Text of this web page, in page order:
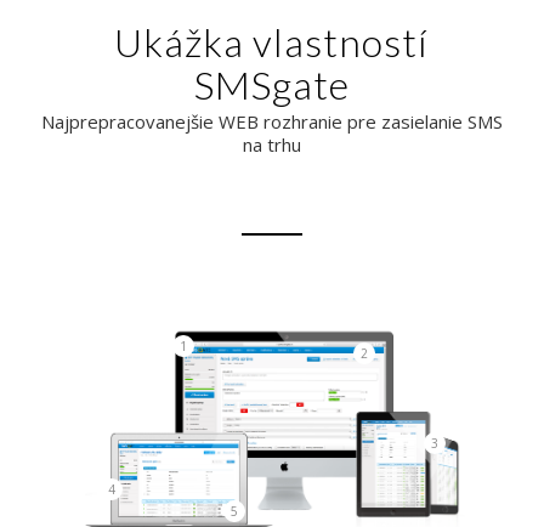
Ukážka vlastností
SMSgate
Najprepracovanejšie WEB rozhranie pre zasielanie SMS
na trhu
1 2
3
4
5